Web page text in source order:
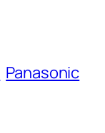
Panasonic